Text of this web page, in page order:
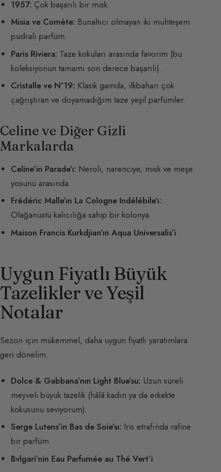
1957: Çok başarılı bir misk.
Misia ve Comète: Bunaltıcı olmayan iki muhteşem
pudralı parfüm.
Paris Riviera: Taze kokuları arasında favorim (bu
koleksiyonun tamamı son derece başarılı).
Cristalle ve N°19: Klasik gamda, ilkbaharı çok
çağrıştıran ve doyamadığım taze yeşil parfümler.
Celine ve Diğer Gizli
Markalarda
Celine’in Parade’ı: Neroli, narenciye, misk ve meşe
yosunu arasında.
Frédéric Malle’ın La Cologne Indélébile’ı:
Olağanüstü kalıcılığa sahip bir kolonya.
Maison Francis Kurkdjian’ın Aqua Universalis’i
Uygun Fiyatlı Büyük
Tazelikler ve Yeşil
Notalar
Sezon için mükemmel, daha uygun fiyatlı yaratımlara
geri dönelim.
Dolce & Gabbana’nın Light Blue’su: Uzun süreli
meyveli büyük tazelik (hâlâ kadın ya da erkekte
kokusunu seviyorum).
Serge Lutens’in Bas de Soie’sı: Iris etrafında rafine
bir parfüm.
Bvlgari’nin Eau Parfumée au Thé Vert’i